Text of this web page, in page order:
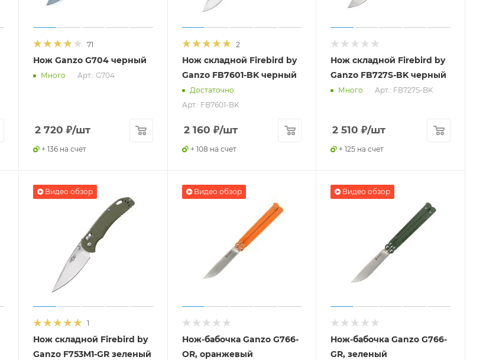
71
Нож Ganzo G704 черный
Много Арт.: G704
2 720 ₽/шт
+ 136 на счет
2
Нож складной Firebird by
Ganzo FB7601-BK черный
Достаточно
Арт.: FB7601-BK
2 160 ₽/шт
+ 108 на счет
Нож складной Firebird by
Ganzo FB727S-BK черный
Много Арт.: FB727S-BK
2 510 ₽/шт
+ 125 на счет
Видео обзор
1
Нож складной Firebird by
Ganzo F753M1-GR зеленый
Видео обзор
Нож-бабочка Ganzo G766-
OR, оранжевый
Видео обзор
Нож-бабочка Ganzo G766-
GR, зеленый